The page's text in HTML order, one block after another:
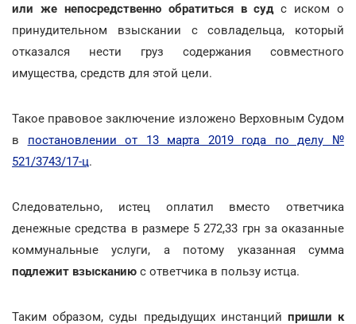
или же непосредственно обратиться в судс иском о
принудительном взыскании с совладельца, который
отказался нести груз содержания совместного
имущества, средств для этой цели.
Такое правовое заключение изложено Верховным Судом
в постановлении от 13 марта 2019 года по делу №
521/3743/17-ц.
Следовательно, истец оплатил вместо ответчика
денежные средства в размере 5 272,33 грн за оказанные
коммунальные услуги, а потому указанная сумма
подлежит взысканию с ответчика в пользу истца.
Таким образом, суды предыдущих инстанций пришли к